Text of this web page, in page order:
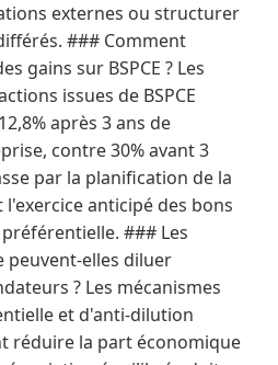
externes ou structurer
### Comment
gains sur BSPCE ? Les
issues de BSPCE
après 3 ans de
contre 30% avant 3
par la planification de la
anticipé des bons
### Les
peuvent-elles diluer
? Les mécanismes
et d'anti-dilution
réduire la part économique